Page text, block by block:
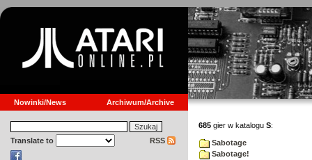
Nowinki/News Archiwum/Archive
Translate to RSS
685 gier w katalogu S:
Sabotage
Sabotage!